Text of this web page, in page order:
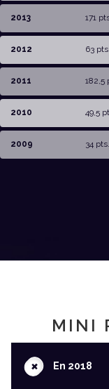
2013 171
2012 63 pts.
2011 182,5
2010 49,5
2009 34 pts.
MINI
+En 2018